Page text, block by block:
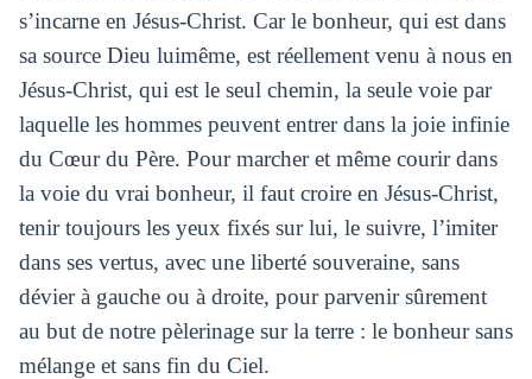
s’incarne en Jésus-Christ. Car le bonheur, qui est dans
sa source Dieu luimême, est réellement venu à nous en
Jésus-Christ, qui est le seul chemin, la seule voie par
laquelle les hommes peuvent entrer dans la joie infinie
du Cœur du Père. Pour marcher et même courir dans
la voie du vrai bonheur, il faut croire en Jésus-Christ,
tenir toujours les yeux fixés sur lui, le suivre, l’imiter
dans ses vertus, avec une liberté souveraine, sans
dévier à gauche ou à droite, pour parvenir sûrement
au but de notre pèlerinage sur la terre : le bonheur sans
mélange et sans fin du Ciel.